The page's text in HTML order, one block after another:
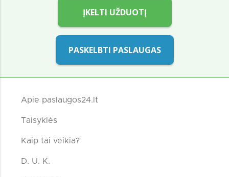
ĮKELTI UŽDUOTĮ
PASKELBTI PASLAUGAS
Apie paslaugos24.lt
Taisyklės
Kaip tai veikia?
D. U. K.